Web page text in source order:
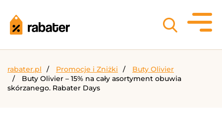
rabater.pl Promocje i Zniżki
Buty Olivier
Buty Olivier – 15% na cały asortyment obuwia
skórzanego. Rabater Days